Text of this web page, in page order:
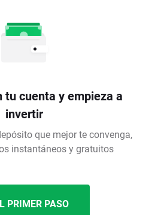
tu cuenta y empieza a
invertir
que mejor te convenga,
instantáneos y gratuitos
PRIMER PASO